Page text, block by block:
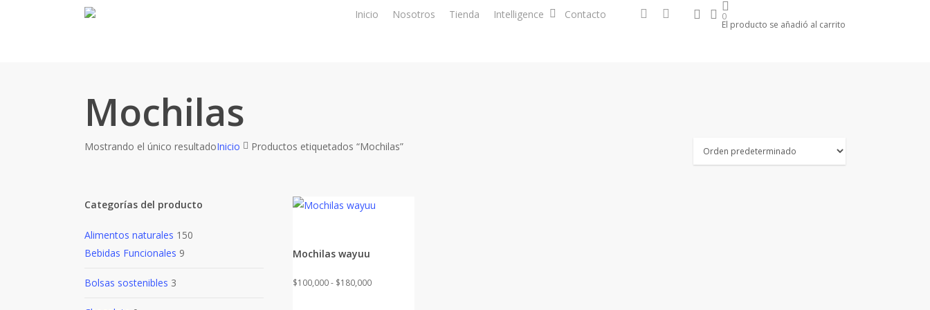
Inicio Nosotros Tienda Intelligence Contacto facebookinstagram searchaccount
0
El producto se añadió al carrito
Mochilas
Mostrando el único resultadoInicio Productos etiquetados “Mochilas”
Categorías del producto
Alimentos naturales 150
Bebidas Funcionales 9
Bolsas sostenibles 3
Mochilas wayuu
$100,000 - $180,000Rango